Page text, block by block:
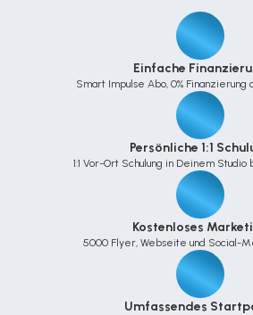
Einfache
Smart Impulse Abo, 0%
Persönliche 1:1
1:1 Vor-Ort Schulung in Deinem
Kostenloses
5000 Flyer, Webseite und Social-
Umfassendes